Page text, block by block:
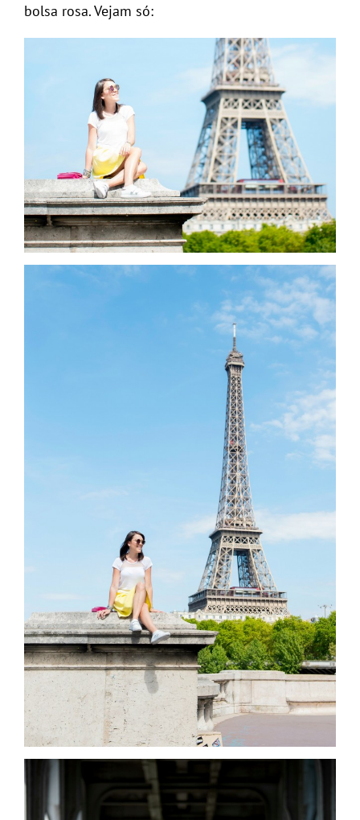
bolsa rosa. Vejam só: